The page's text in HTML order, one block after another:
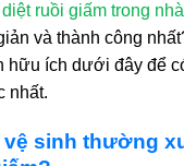
ruồi giấm trong
và thành công
hữu ích dưới đây để
nhất.
vệ sinh thường